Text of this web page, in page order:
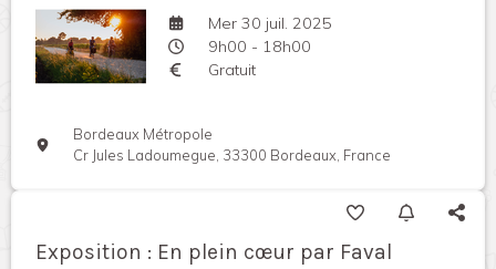
Mer 30 juil. 2025
9h00 - 18h00
Gratuit
Bordeaux Métropole
Cr Jules Ladoumegue, 33300 Bordeaux, France
Exposition : En plein cœur par Faval